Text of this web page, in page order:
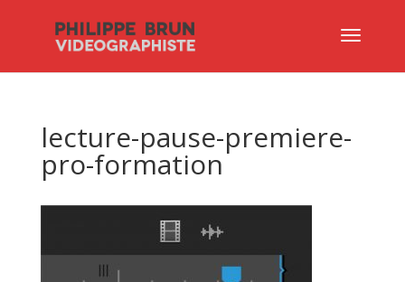
lecture-pause-premiere-
pro-formation